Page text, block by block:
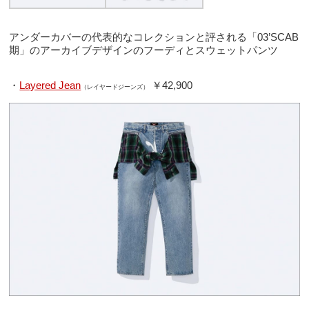
アンダーカバーの代表的なコレクションと評される「03’SCAB
期」のアーカイブデザインのフーディとスウェットパンツ
・ Layered Jean （レイヤードジーンズ） ￥42,900